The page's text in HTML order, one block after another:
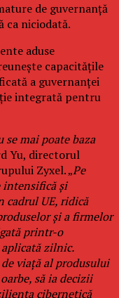
de guvernanță
ca niciodată.
aduse
capacitățile
a guvernanței
integrată pentru
mai poate baza
Yu, directorul
Zyxel. „Pe
intensifică și
cadrul UE, ridică
și a firmelor
printr-o
zilnic.
viață al produsului
să ia decizii
cibernetică